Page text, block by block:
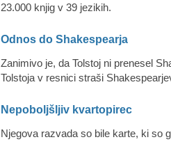
23.000 knjig v 39 jezikih.
Odnos do Shakespearja
Zanimivo je, da Tolstoj ni prenesel
Tolstoja v resnici straši
Nepoboljšljiv kvartopirec
Njegova razvada so bile karte, ki so